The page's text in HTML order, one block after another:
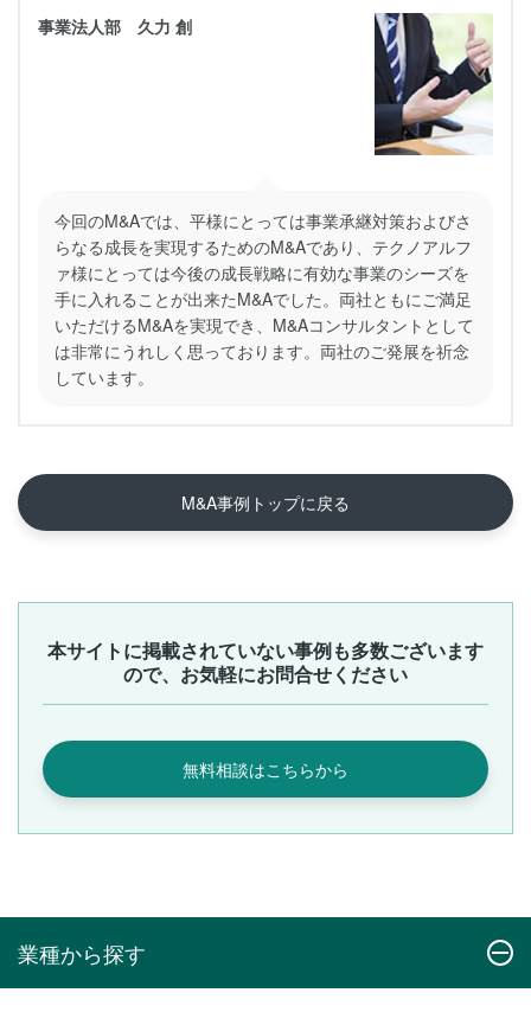
事業法人部 久力 創
今回のM&Aでは、平様にとっては事業承継対策およびさ
らなる成長を実現するためのM&Aであり、テクノアルフ
ァ様にとっては今後の成長戦略に有効な事業のシーズを
手に入れることが出来たM&Aでした。両社ともにご満足
いただけるM&Aを実現でき、M&Aコンサルタントとして
は非常にうれしく思っております。両社のご発展を祈念
しています。
M&A事例トップに戻る
本サイトに掲載されていない事例も多数ございます
ので、お気軽にお問合せください
無料相談はこちらから
業種から探す